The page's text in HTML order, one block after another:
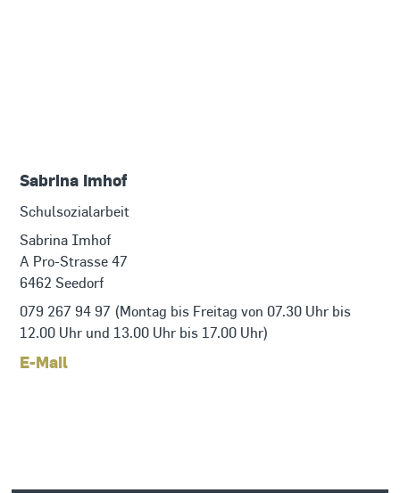
Sabrina Imhof
Schulsozialarbeit
Sabrina Imhof
A Pro-Strasse 47
6462 Seedorf
079 267 94 97 (Montag bis Freitag von 07.30 Uhr bis
12.00 Uhr und 13.00 Uhr bis 17.00 Uhr)
E-Mail